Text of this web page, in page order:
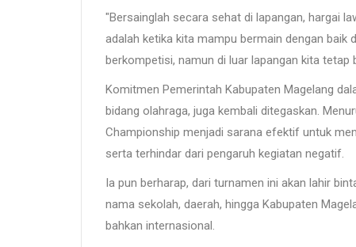
"Bersainglah secara sehat di lapangan, hargai
adalah ketika kita mampu bermain dengan baik
berkompetisi, namun di luar lapangan kita tetap
Komitmen Pemerintah Kabupaten Magelang
bidang olahraga, juga kembali ditegaskan.
Championship menjadi sarana efektif untuk
serta terhindar dari pengaruh kegiatan negatif.
Ia pun berharap, dari turnamen ini akan lahir
nama sekolah, daerah, hingga Kabupaten
bahkan internasional.